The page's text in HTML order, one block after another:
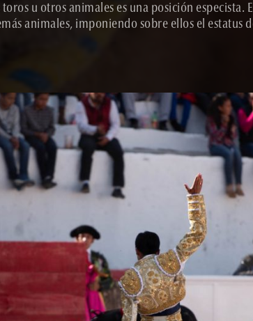
u otros animales es una posición especista. El
animales, imponiendo sobre ellos el